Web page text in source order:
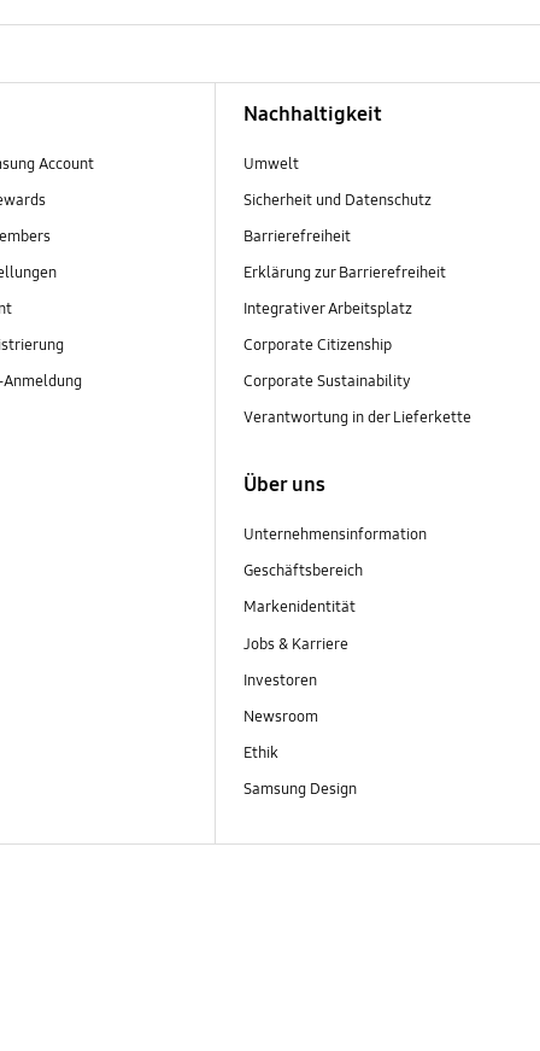
Account
Nachhaltigkeit
Umwelt
Sicherheit und Datenschutz
Barrierefreiheit
Erklärung zur Barrierefreiheit
Integrativer Arbeitsplatz
Corporate Citizenship
Corporate Sustainability
Verantwortung in der Lieferkette
Über uns
Unternehmensinformation
Geschäftsbereich
Markenidentität
Jobs & Karriere
Investoren
Newsroom
Ethik
Samsung Design